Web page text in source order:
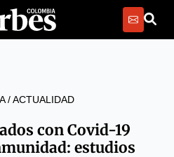
/ACTUALIDAD
con Covid-19
estudios